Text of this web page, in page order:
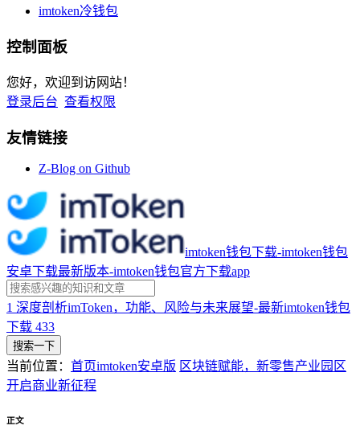
imtoken冷钱包
控制面板
您好，欢迎到访网站！
登录后台 查看权限
友情链接
Z-Blog on Github
imtoken钱包下载-imtoken钱包
安卓下载最新版本-imtoken钱包官方下载app
1 深度剖析imToken，功能、风险与未来展望-最新imtoken钱包
下载 433
搜索一下
当前位置： 首页imtoken安卓版 区块链赋能，新零售产业园区
开启商业新征程
正文